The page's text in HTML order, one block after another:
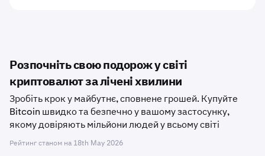
Розпочніть свою подорож у світі
криптовалют за лічені хвилини
Зробіть крок у майбутнє, сповнене грошей. Купуйте
Bitcoin швидко та безпечно у вашому застосунку,
якому довіряють мільйони людей у ​​всьому світі
Рейтинг станом на 18th May 2026